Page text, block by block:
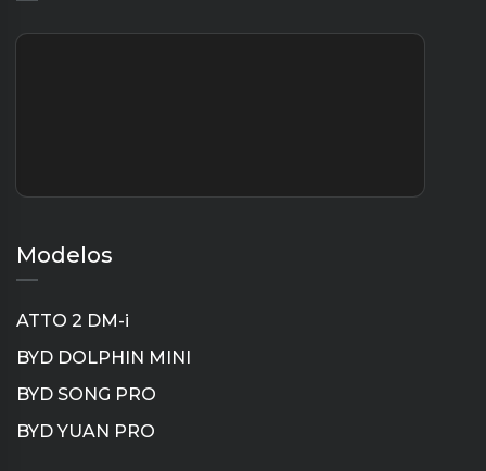
Modelos
ATTO 2 DM-i
BYD DOLPHIN MINI
BYD SONG PRO
BYD YUAN PRO